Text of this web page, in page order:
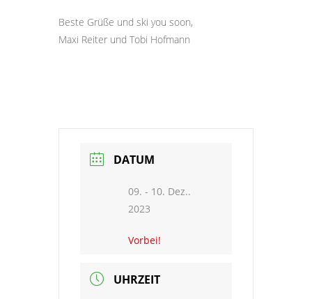
Beste Grüße und ski you soon,
Maxi Reiter und Tobi Hofmann
DATUM
09. - 10. Dez..
2023
Vorbei!
UHRZEIT